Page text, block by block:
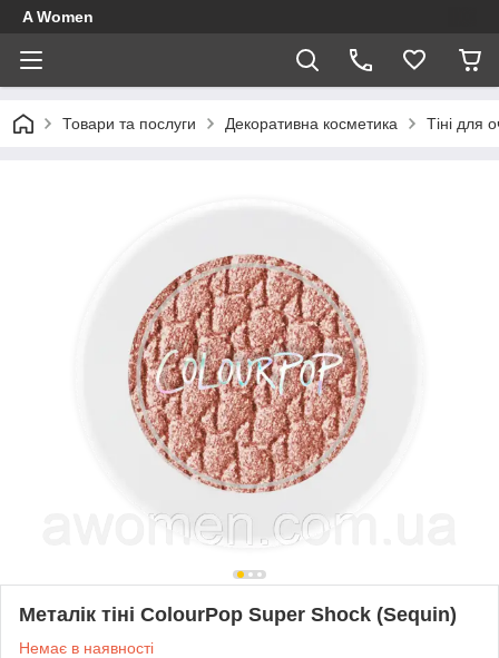
A Women
Товари та послуги Декоративна косметика Тіні для
Металік тіні ColourPop Super Shock (Sequin)
Немає в наявності